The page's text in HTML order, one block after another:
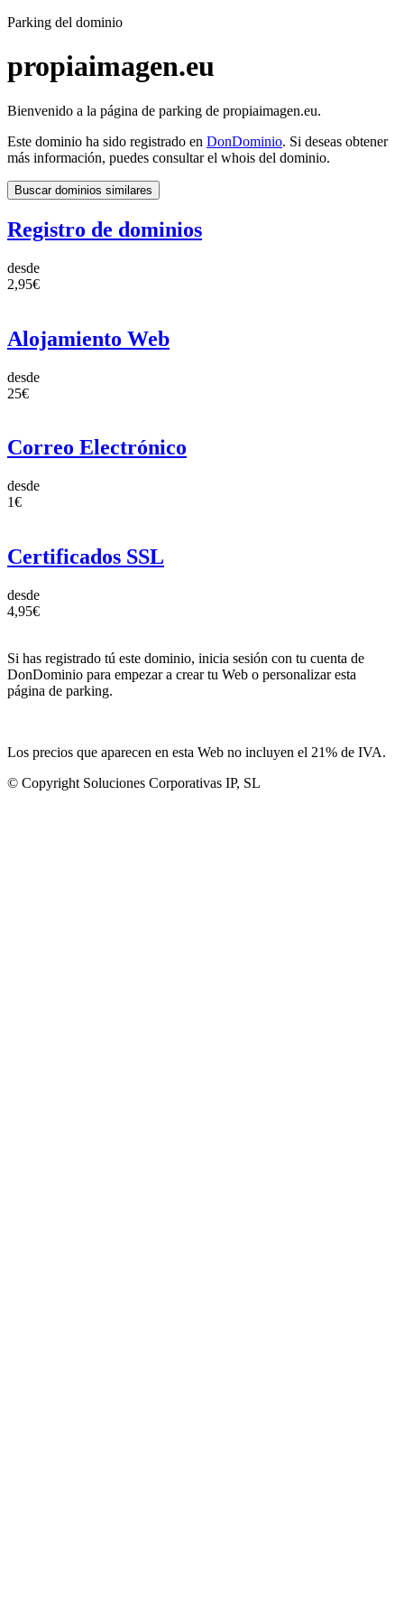
Parking del dominio
propiaimagen.eu
Bienvenido a la página de parking de propiaimagen.eu.
Este dominio ha sido registrado en DonDominio. Si deseas obtener
más información, puedes consultar el whois del dominio.
Buscar dominios similares
Registro de dominios
desde
2,95€
Alojamiento Web
desde
25€
Correo Electrónico
desde
1€
Certificados SSL
desde
4,95€
Si has registrado tú este dominio, inicia sesión con tu cuenta de
DonDominio para empezar a crear tu Web o personalizar esta
página de parking.
Los precios que aparecen en esta Web no incluyen el 21% de IVA.
© Copyright Soluciones Corporativas IP, SL